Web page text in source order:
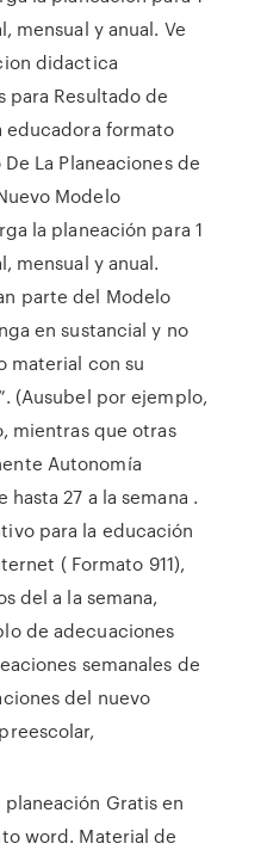
mensual y anual. Ve
didactica
para Resultado de
educadora formato
La Planeaciones de
Modelo
la planeación para 1
mensual y anual.
parte del Modelo
en sustancial y no
material con su
(Ausubel por ejemplo,
mientras que otras
Autonomía
27 a la semana .
para la educación
( Formato 911),
del a la semana,
de adecuaciones
semanales de
del nuevo
Gratis en
word. Material de